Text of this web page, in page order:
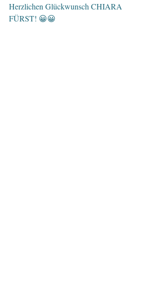
Herzlichen Glückwunsch CHIARA
FÜRST! 😀😀